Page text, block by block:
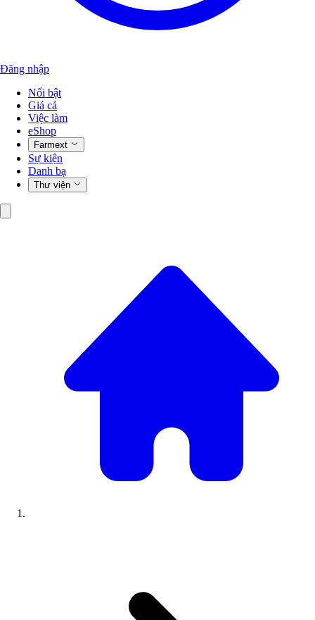
Đăng nhập
Nổi bật
Giá cả
Việc làm
eShop
Farmext
Sự kiện
Danh bạ
Thư viện